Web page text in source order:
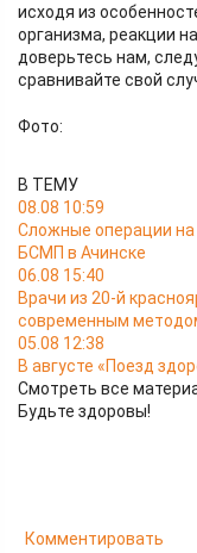
исходя из
организма, реакции
доверьтесь нам,
сравнивайте свой
Фото:
В ТЕМУ
08.08 10:59
Сложные операции на
БСМП в Ачинске
06.08 15:40
Врачи из 20-й
современным
05.08 12:38
В августе «Поезд
Смотреть все
Будьте здоровы!
Комментировать